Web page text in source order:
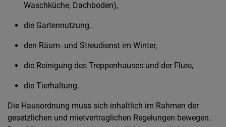
Waschküche, Dachboden),
die Gartennutzung,
den Räum- und Streudienst im Winter,
die Reinigung des Treppenhauses und der Flure,
die Tierhaltung.
Die Hausordnung muss sich inhaltlich im Rahmen der
gesetzlichen und mietvertraglichen Regelungen bewegen.